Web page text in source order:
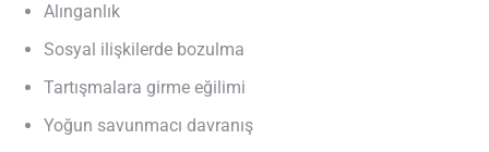
Alınganlık
Sosyal ilişkilerde bozulma
Tartışmalara girme eğilimi
Yoğun savunmacı davranış